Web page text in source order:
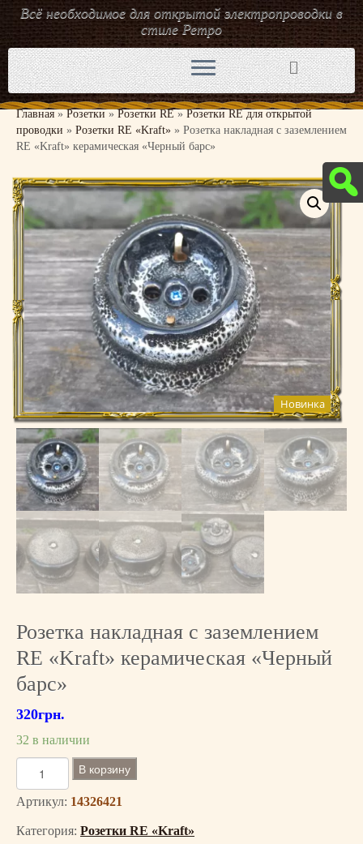
Перейти
к
содержимому
Всё необходимое для открытой электропроводки в
стиле Ретро
Главная » Розетки » Розетки RE » Розетки RE для открытой
проводки » Розетки RE «Kraft» » Розетка накладная с заземлением
RE «Kraft» керамическая «Черный барс»
Новинка
Розетка накладная с заземлением
RE «Kraft» керамическая «Черный
барс»
320грн.
32 в наличии
л
ч
В корзину
Артикул: 14326421
Категория: Розетки RE «Kraft»